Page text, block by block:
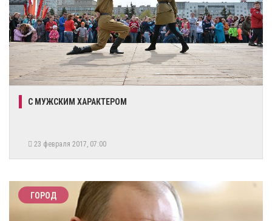
С МУЖСКИМ ХАРАКТЕРОМ
23 февраля 2017, 07:00
ГОРОД